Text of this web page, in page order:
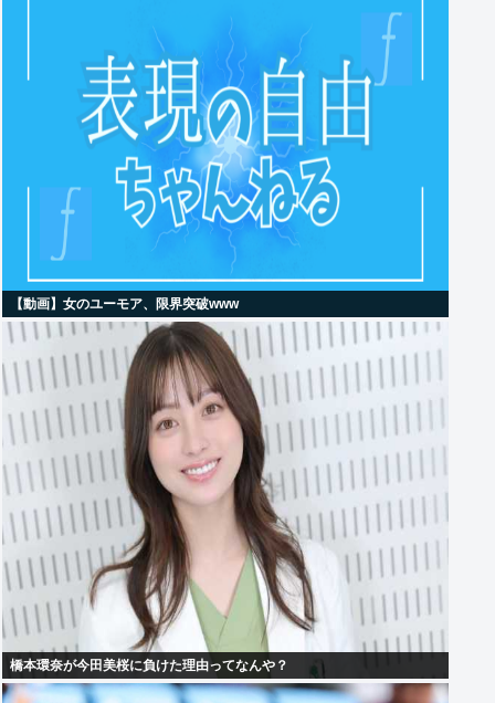
【動画】女のユーモア、限界突破www
橋本環奈が今田美桜に負けた理由ってなんや？